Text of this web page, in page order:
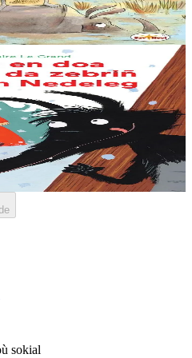
zebriñ Tadig an Nedeleg
o c’hedal a-dreñv ur wezenn, e
e feskennoù blevek. Naon en
sokial